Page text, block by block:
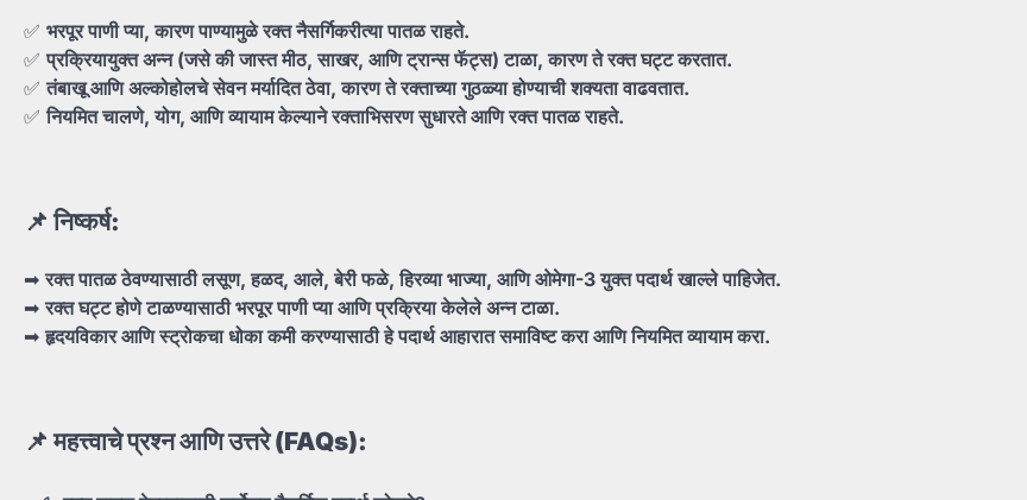
✅ भरपूरपाणीप्या,कारणपाण्यामुळेरक्तनैसर्गिकरीत्यापातळराहते.
✅प्रक्रियायुक्तअन्न (जसेकीजास्तमीठ,साखर, आणिट्रान्सफॅट्स)टाळा,कारणतेरक्तघट्टकरतात.
✅तंबाखूआणिअल्कोहोलचेसेवनमर्यादितठेवा,कारणतेरक्ताच्यागुठळ्याहोण्याचीशक्यतावाढवतात.
✅नियमितचालणे,योग, आणिव्यायामकेल्यानेरक्ताभिसरणसुधारतेआणिरक्तपातळराहते.
📌निष्कर्ष:
➡रक्तपातळठेवण्यासाठीलसूण,हळद, आले,बेरीफळे,हिरव्याभाज्या, आणिओमेगा-3युक्तपदार्थखाल्लेपाहिजेत.
➡रक्तघट्टहोणेटाळण्यासाठीभरपूरपाणीप्याआणिप्रक्रियाकेलेलेअन्नटाळा.
➡हृदयविकारआणिस्ट्रोकचाधोकाकमीकरण्यासाठीहेपदार्थआहारातसमाविष्टकराआणिनियमितव्यायामकरा.
📌महत्त्वाचेप्रश्नआणिउत्तरे (FAQs):